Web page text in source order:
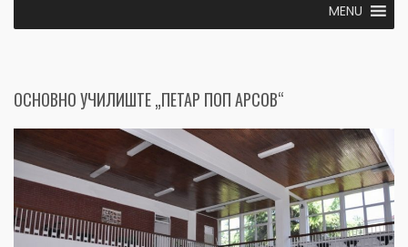
MENU
ОСНОВНО УЧИЛИШТЕ „ПЕТАР ПОП АРСОВ“